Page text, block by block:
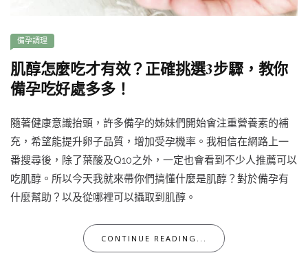
備孕調理
肌醇怎麼吃才有效？正確挑選3步驟，教你
備孕吃好處多多！
隨著健康意識抬頭，許多備孕的姊妹們開始會注重營養素的補
充，希望能提升卵子品質，增加受孕機率。我相信在網路上一
番搜尋後，除了葉酸及Q10之外，一定也會看到不少人推薦可以
吃肌醇。所以今天我就來帶你們搞懂什麼是肌醇？對於備孕有
什麼幫助？以及從哪裡可以攝取到肌醇。
CONTINUE READING...